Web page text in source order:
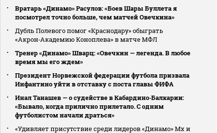
Вратарь «Динамо» Расулов: «Боев Шары Буллета я
посмотрел точно больше, чем матчей Овечкина»
Дубль Полевого помог «Краснодару» обыграть
«Акрон‑Академию Коноплева» в матче МФЛ
Тренер «Динамо» Шварц: «Овечкин — легенда. В любое
время мы его ждем»
Президент Норвежской федерации футбола призвала
Инфантино уйти в отставку с поста главы ФИФА
Инал Танашев — о судействе в Кабардино‑Балкарии:
«Бывало, когда прилично прилетало. С одним
футболистом начали драться»
«Удивляет присутствие среди лидеров «Динамо» Мх и